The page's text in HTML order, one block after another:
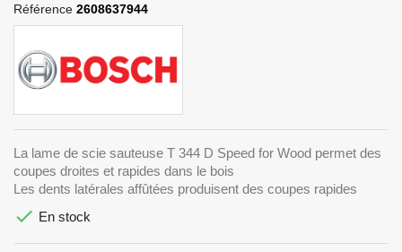
Référence 2608637944
La lame de scie sauteuse T 344 D Speed ​​for Wood permet des
coupes droites et rapides dans le bois
Les dents latérales affûtées produisent des coupes rapides
 En stock